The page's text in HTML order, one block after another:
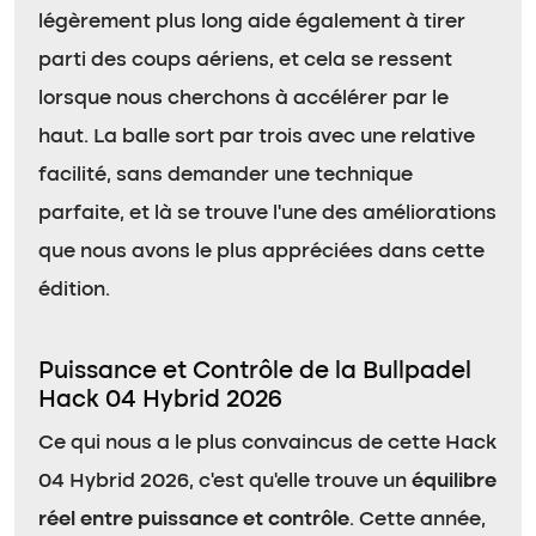
légèrement plus long aide également à tirer
parti des coups aériens, et cela se ressent
lorsque nous cherchons à accélérer par le
haut. La balle sort par trois avec une relative
facilité, sans demander une technique
parfaite, et là se trouve l’une des améliorations
que nous avons le plus appréciées dans cette
édition.
Puissance et Contrôle de la Bullpadel
Hack 04 Hybrid 2026
Ce qui nous a le plus convaincus de cette Hack
04 Hybrid 2026, c’est qu’elle trouve un équilibre
réel entre puissance et contrôle. Cette année,